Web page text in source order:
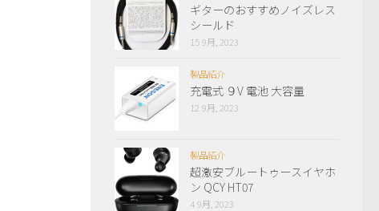
ギターのおすすめノイズレス
シールド
15 9月, 2023
製品紹介
充電式 ９V 電池 大容量
12 9月, 2023
製品紹介
超激安ブルートゥースイヤホ
ン QCY HT07
4 9月, 2023